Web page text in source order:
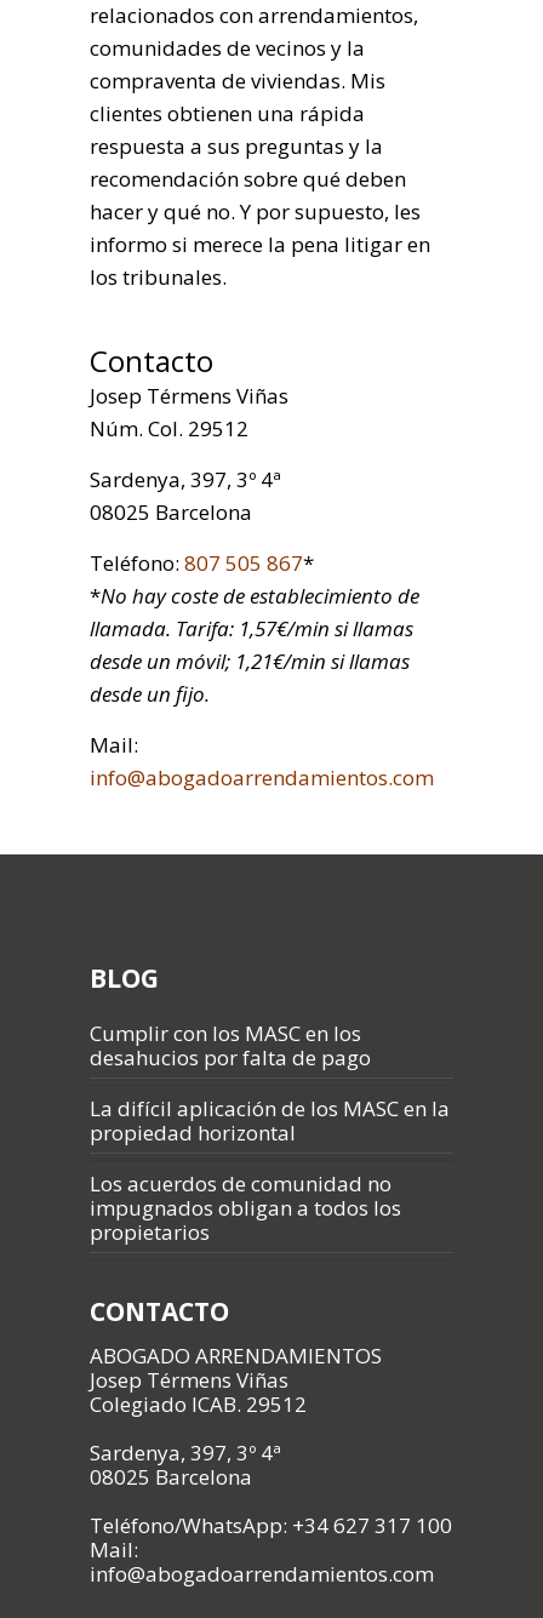
relacionados con arrendamientos,
comunidades de vecinos y la
compraventa de viviendas. Mis
clientes obtienen una rápida
respuesta a sus preguntas y la
recomendación sobre qué deben
hacer y qué no. Y por supuesto, les
informo si merece la pena litigar en
los tribunales.
Contacto
Josep Térmens Viñas
Núm. Col. 29512
Sardenya, 397, 3º 4ª
08025 Barcelona
Teléfono: 807 505 867*
*No hay coste de establecimiento de
llamada. Tarifa: 1,57€/min si llamas
desde un móvil; 1,21€/min si llamas
desde un fijo.
Mail:
info@abogadoarrendamientos.com
BLOG
Cumplir con los MASC en los
desahucios por falta de pago
La difícil aplicación de los MASC en la
propiedad horizontal
Los acuerdos de comunidad no
impugnados obligan a todos los
propietarios
CONTACTO
ABOGADO ARRENDAMIENTOS
Josep Térmens Viñas
Colegiado ICAB. 29512
Sardenya, 397, 3º 4ª
08025 Barcelona
Teléfono/WhatsApp: +34 627 317 100
Mail:
info@abogadoarrendamientos.com